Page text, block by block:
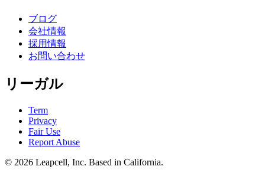
ブログ
会社情報
採用情報
お問い合わせ
リーガル
Term
Privacy
Fair Use
Report Abuse
© 2026 Leapcell, Inc. Based in California.